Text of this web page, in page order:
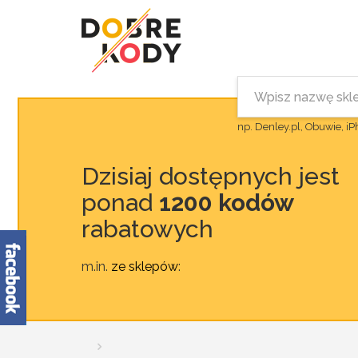
np. Denley.pl, Obuwie,
Dzisiaj dostępnych jest
ponad 1200 kodów
rabatowych
m.in. ze sklepów: